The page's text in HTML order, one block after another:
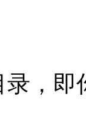
，即